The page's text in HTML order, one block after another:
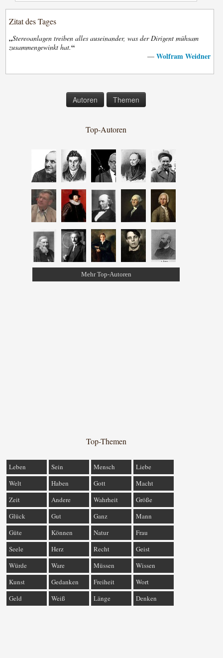
Zitat des Tages
„Stereoanlagen treiben alles auseinander, was der Dirigent mühsam
zusammengewinkt hat.“
— Wolfram Weidner
Autoren Themen
Top-Autoren
Mehr Top-Autoren
Top-Themen
Leben Sein Mensch
Liebe
Welt
Haben Gott
Macht
Zeit
Andere Wahrheit
Größe
Glück
Gut Ganz
Mann
Güte
Können Natur
Frau
Seele
Herz Recht
Geist
Würde
Ware Müssen
Wissen
Kunst
Gedanken Freiheit
Wort
Geld
Weiß Länge Denken